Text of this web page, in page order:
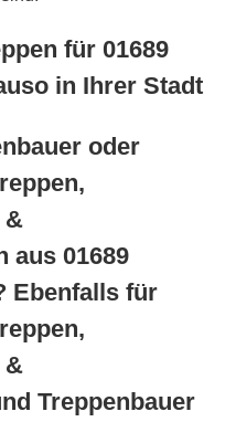
für 01689
in Ihrer Stadt
oder
&
aus 01689
Ebenfalls für
&
Treppenbauer